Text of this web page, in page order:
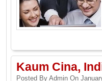
Kaum Cina,
Posted By Admin On